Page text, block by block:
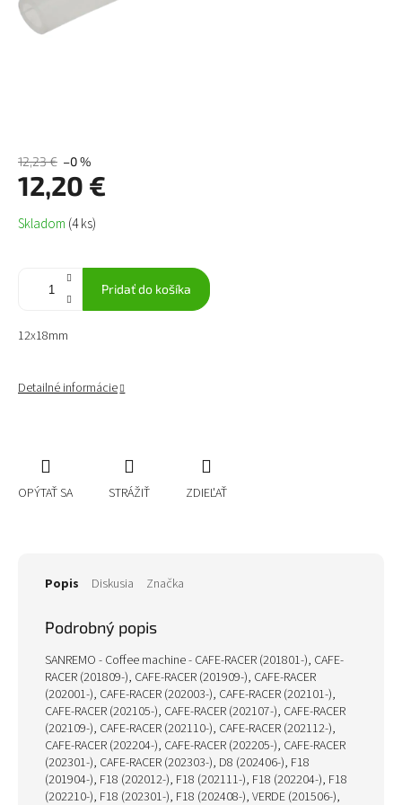
12,23 € –0 %
12,20 €
Jednotková
cena:
Skladom (4 ks)
Pridať do košíka
12x18mm
Detailné informácie
OPÝTAŤ SA STRÁŽIŤ ZDIEĽAŤ
Popis Diskusia Značka
Podrobný popis
SANREMO - Coffee machine - CAFE-RACER (201801-), CAFE-
RACER (201809-), CAFE-RACER (201909-), CAFE-RACER
(202001-), CAFE-RACER (202003-), CAFE-RACER (202101-),
CAFE-RACER (202105-), CAFE-RACER (202107-), CAFE-RACER
(202109-), CAFE-RACER (202110-), CAFE-RACER (202112-),
CAFE-RACER (202204-), CAFE-RACER (202205-), CAFE-RACER
(202301-), CAFE-RACER (202303-), D8 (202406-), F18
(201904-), F18 (202012-), F18 (202111-), F18 (202204-), F18
(202210-), F18 (202301-), F18 (202408-), VERDE (201506-),